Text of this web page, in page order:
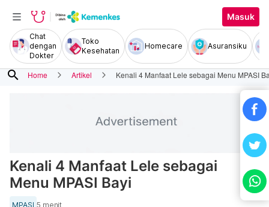
Masuk
Chat
dengan
Dokter
Toko
Kesehatan
Homecare Asuransiku
search Home Artikel Kenali 4 Manfaat Lele sebagai Menu MPASI
Kenali 4 Manfaat Lele sebagai
Menu MPASI Bayi
MPASI 5 menit